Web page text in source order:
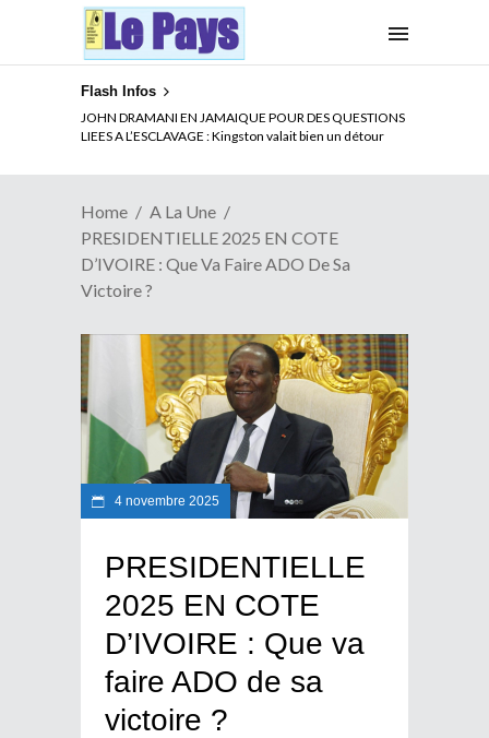
Flash Infos
JOHN DRAMANI EN JAMAIQUE POUR DES QUESTIONS
LIEES A L’ESCLAVAGE : Kingston valait bien un détour
ELECTION DE TALON A LA TETE DU SENAT BENINOIS :
Quand Patrice quitte le pouvoir sans partir !
Home
A La Une
PRESIDENTIELLE 2025 EN COTE
D’IVOIRE : Que Va Faire ADO De Sa
Victoire ?
4 novembre 2025
PRESIDENTIELLE
2025 EN COTE
D’IVOIRE : Que va
faire ADO de sa
victoire ?